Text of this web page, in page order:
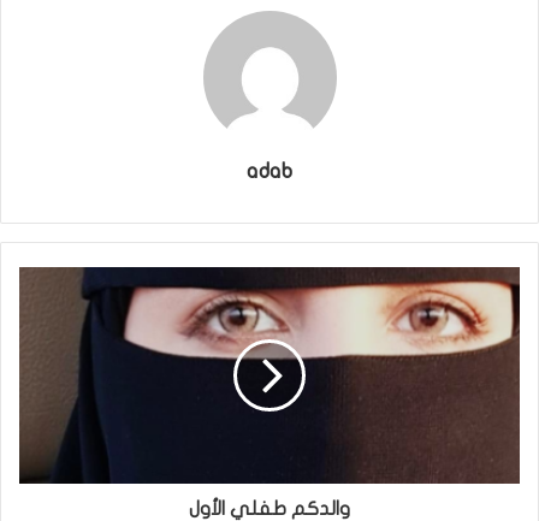
adab
والدكم طفلي الأول